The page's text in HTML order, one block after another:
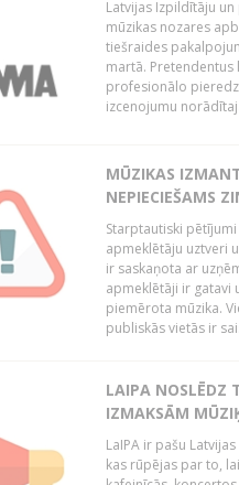
Latvijas Izpildītāju
mūzikas nozares
tiešraides
martā. Pretendentus
profesionālo
izcenojumu
MŪZIKAS
NEPIECIEŠAMS
Starptautiski
apmeklētāju uztveri
ir saskaņota ar
apmeklētāji ir gatavi
piemērota mūzika.
publiskās vietās ir
LAIPA NOSLĒDZ
IZMAKSĀM
LaIPA ir pašu
kas rūpējas par to,